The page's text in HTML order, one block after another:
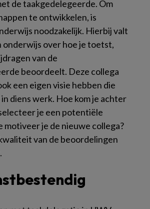
de taakgedelegeerde. Om
te ontwikkelen, is
noodzakelijk. Hierbij valt
onderwijs over hoe je toetst,
van de
beoordeelt. Deze collega
een eigen visie hebben die
diens werk. Hoe kom je achter
je een potentiële
motiveer je de nieuwe collega?
van de beoordelingen